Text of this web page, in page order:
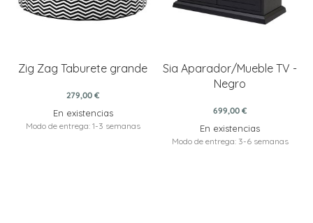
Zig Zag Taburete grande
279,00 €
En existencias
Modo de entrega: 1-3 semanas
Sia Aparador/Mueble TV -
Negro
699,00 €
En existencias
Modo de entrega: 3-6 semanas